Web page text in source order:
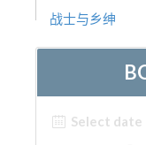
ZH
战士与乡绅